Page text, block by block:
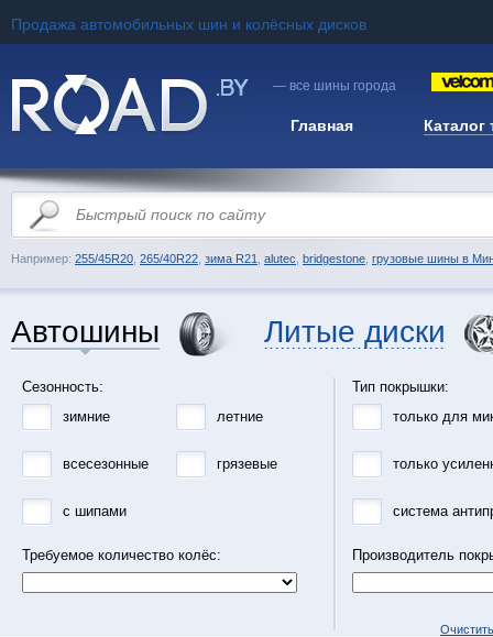
Продажа автомобильных шин и колёсных дисков
— все шины города
Главная Каталог
Например: 255/45R20 265/40R22 зима R21 alutec bridgestone грузовые шины в
Автошины Литые диски
Сезонность:
зимние
летние
всесезонные грязевые
с шипами
Требуемое количество колёс:
Тип покрышки:
только для
только
система
Производитель